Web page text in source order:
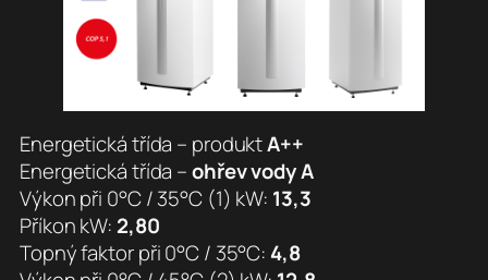
Energetická třída – produktA++
Energetická třída –ohřev vody A
Výkon při 0°C / 35°C (1) kW: 13,3
Příkon kW: 2,80
Topný faktor při 0°C / 35°C: 4,8